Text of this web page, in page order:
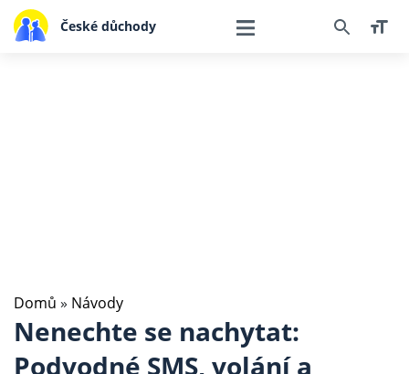
České důchody
Domů » Návody
Nenechte se nachytat:
Podvodné SMS, volání a